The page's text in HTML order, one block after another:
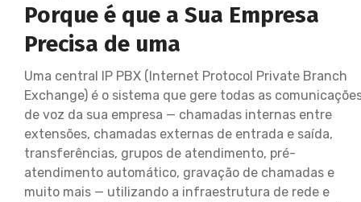
Porque é que a Sua Empresa
Precisa de uma
Uma central IP PBX (Internet Protocol Private Branch
Exchange) é o sistema que gere todas as
de voz da sua empresa — chamadas internas entre
extensões, chamadas externas de entrada e saída,
transferências, grupos de atendimento, pré-
atendimento automático, gravação de chamadas e
muito mais — utilizando a infraestrutura de rede e